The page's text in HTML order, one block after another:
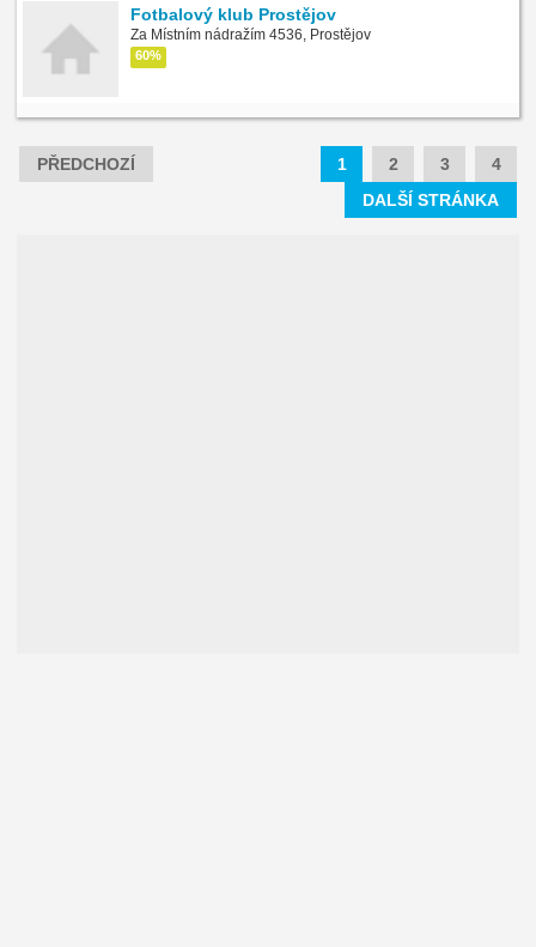
Fotbalový klub Prostějov
Za Místním nádražím 4536, Prostějov
60%
PŘEDCHOZÍ 1 2 3
4
DALŠÍ STRÁNKA